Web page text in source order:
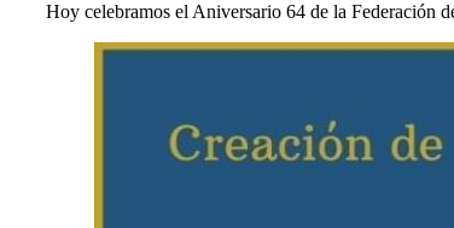
Hoy celebramos el Aniversario 64 de la Federación